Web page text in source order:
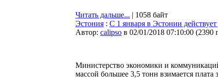
Читать дальше... | 1058 байт
Эстония : С 1 января в Эстонии
Автор: calipso в 02/01/2018 07:10:00 (2390
Министерство экономики и
массой большее 3,5 тонн взимается